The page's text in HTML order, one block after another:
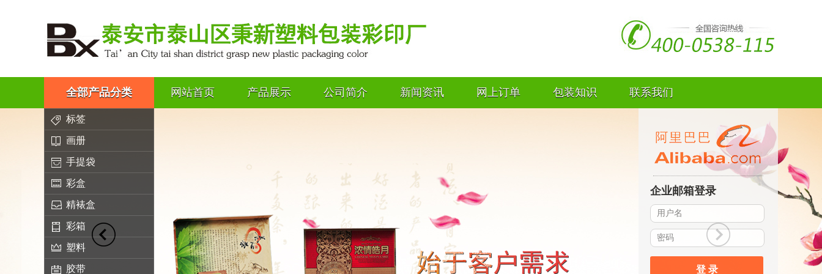
全部产品分类 网站首页 产品展示 公司简介 新闻资讯 网上订单 包装知识 联系我们
标签
画册
手提袋
彩盒
精裱盒
彩箱
塑料
胶带
企业邮箱登录
登 录